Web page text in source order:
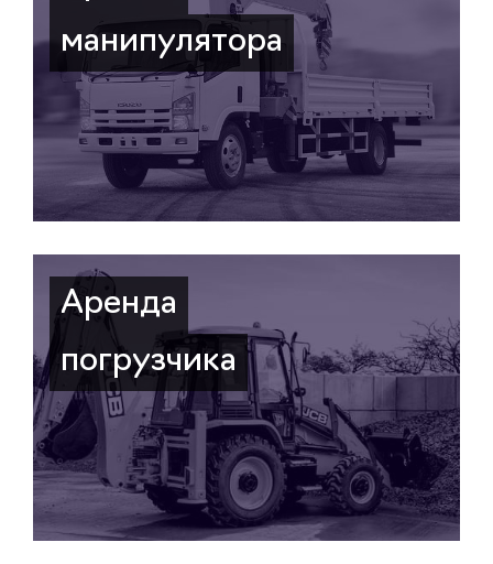
манипулятора
Аренда
погрузчика